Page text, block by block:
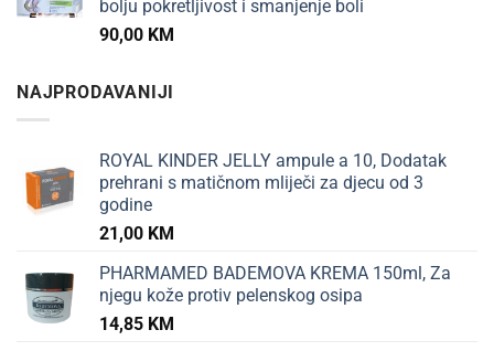
bolju pokretljivost i smanjenje boli
90,00 KM
NAJPRODAVANIJI
ROYAL KINDER JELLY ampule a 10, Dodatak
prehrani s matičnom mliječi za djecu od 3
godine
21,00 KM
PHARMAMED BADEMOVA KREMA 150ml, Za
njegu kože protiv pelenskog osipa
14,85 KM